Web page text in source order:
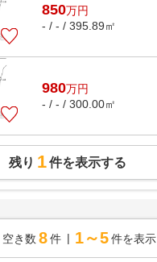
850万円
- / - / 395.89㎡
980万円
- / - / 300.00㎡
残り 1件を表示する
空き数 8 件 1～5 件を表示